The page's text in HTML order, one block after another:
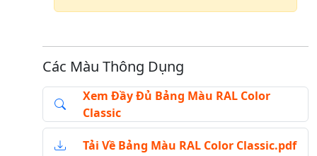
Các Màu Thông Dụng
Xem Đầy Đủ Bảng Màu RAL Color
Classic
Tải Về Bảng Màu RAL Color Classic.pdf